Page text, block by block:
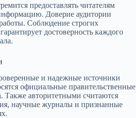
предоставлять читателям
Доверие аудитории
Соблюдение строгих
достоверность каждого
и надежные источники
официальные правительственные
Также авторитетными считаются
научные журналы и признанные